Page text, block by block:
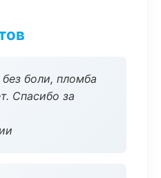
боли, пломба
Спасибо за